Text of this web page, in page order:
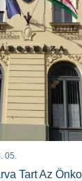
05.
Tart Az